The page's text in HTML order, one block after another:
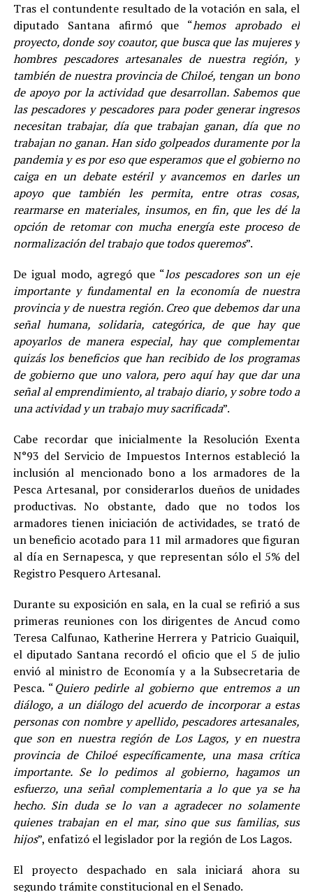
Tras el contundente resultado de la votación en sala, el
diputado Santana afirmó que “hemos aprobado el
proyecto, donde soy coautor, que busca que las mujeres y
hombres pescadores artesanales de nuestra región, y
también de nuestra provincia de Chiloé, tengan un bono
de apoyo por la actividad que desarrollan. Sabemos que
las pescadores y pescadores para poder generar ingresos
necesitan trabajar, día que trabajan ganan, día que no
trabajan no ganan. Han sido golpeados duramente por la
pandemia y es por eso que esperamos que el gobierno no
caiga en un debate estéril y avancemos en darles un
apoyo que también les permita, entre otras cosas,
rearmarse en materiales, insumos, en fin, que les dé la
opción de retomar con mucha energía este proceso de
normalización del trabajo que todos queremos”.
De igual modo, agregó que “los pescadores son un eje
importante y fundamental en la economía de nuestra
provincia y de nuestra región. Creo que debemos dar una
señal humana, solidaria, categórica, de que hay que
apoyarlos de manera especial, hay que complementar
quizás los beneficios que han recibido de los programas
de gobierno que uno valora, pero aquí hay que dar una
señal al emprendimiento, al trabajo diario, y sobre todo a
una actividad y un trabajo muy sacrificada”.
Cabe recordar que inicialmente la Resolución Exenta
N°93 del Servicio de Impuestos Internos estableció la
inclusión al mencionado bono a los armadores de la
Pesca Artesanal, por considerarlos dueños de unidades
productivas. No obstante, dado que no todos los
armadores tienen iniciación de actividades, se trató de
un beneficio acotado para 11 mil armadores que figuran
al día en Sernapesca, y que representan sólo el 5% del
Registro Pesquero Artesanal.
Durante su exposición en sala, en la cual se refirió a sus
primeras reuniones con los dirigentes de Ancud como
Teresa Calfunao, Katherine Herrera y Patricio Guaiquil,
el diputado Santana recordó el oficio que el 5 de julio
envió al ministro de Economía y a la Subsecretaria de
Pesca. “Quiero pedirle al gobierno que entremos a un
diálogo, a un diálogo del acuerdo de incorporar a estas
personas con nombre y apellido, pescadores artesanales,
que son en nuestra región de Los Lagos, y en nuestra
provincia de Chiloé específicamente, una masa crítica
importante. Se lo pedimos al gobierno, hagamos un
esfuerzo, una señal complementaria a lo que ya se ha
hecho. Sin duda se lo van a agradecer no solamente
quienes trabajan en el mar, sino que sus familias, sus
hijos”, enfatizó el legislador por la región de Los Lagos.
El proyecto despachado en sala iniciará ahora su
segundo trámite constitucional en el Senado.